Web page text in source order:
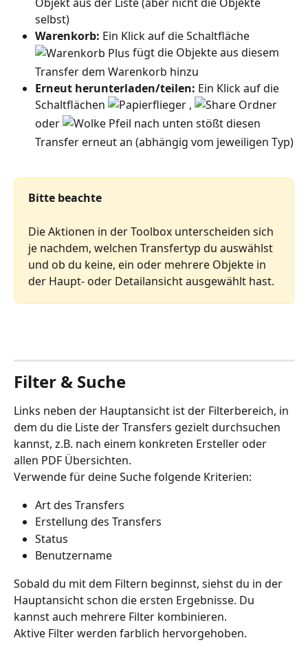
selbst)
Warenkorb: Ein Klick auf die Schaltfläche
fügt die Objekte aus diesem
Transfer dem Warenkorb hinzu
Erneut herunterladen/teilen: Ein Klick auf die
Schaltflächen
,
oder
stößt diesen
Transfer erneut an (abhängig vom jeweiligen Typ)
Bitte beachte
Die Aktionen in der Toolbox unterscheiden sich
je nachdem, welchen Transfertyp du auswählst
und ob du keine, ein oder mehrere Objekte in
der Haupt- oder Detailansicht ausgewählt hast.
Filter & Suche
Links neben der Hauptansicht ist der Filterbereich, in
dem du die Liste der Transfers gezielt durchsuchen
kannst, z.B. nach einem konkreten Ersteller oder
allen PDF Übersichten.
Verwende für deine Suche folgende Kriterien:
Art des Transfers
Erstellung des Transfers
Status
Benutzername
Sobald du mit dem Filtern beginnst, siehst du in der
Hauptansicht schon die ersten Ergebnisse. Du
kannst auch mehrere Filter kombinieren.
Aktive Filter werden farblich hervorgehoben.